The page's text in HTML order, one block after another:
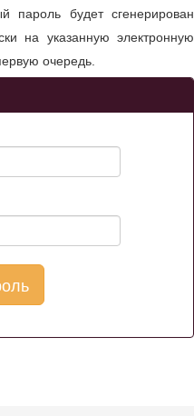
пароль будет сгенерирован
на указанную электронную
очередь.